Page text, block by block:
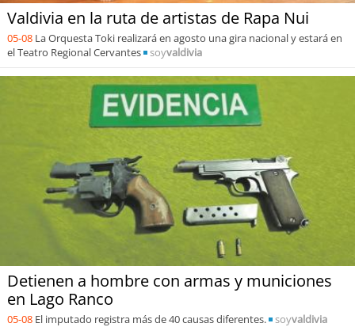
Valdivia en la ruta de artistas de Rapa Nui
05-08 La Orquesta Toki realizará en agosto una gira nacional y estará en
el Teatro Regional Cervantes
soyvaldivia
Detienen a hombre con armas y municiones
en Lago Ranco
05-08 El imputado registra más de 40 causas diferentes. soyvaldivia